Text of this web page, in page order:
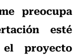
preocupa
esté
proyecto